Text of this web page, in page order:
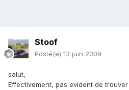
Stoof
Posté(e) 13 juin 2009
salut,
Effectivement, pas evident de